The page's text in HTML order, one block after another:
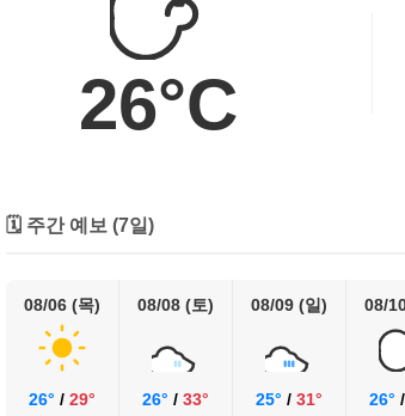
26°C
🗓️ 주간 예보 (7일)
08/06 (목)
26° / 29°
08/08 (토)
26° / 33°
08/09 (일)
25° / 31°
08/
26° /